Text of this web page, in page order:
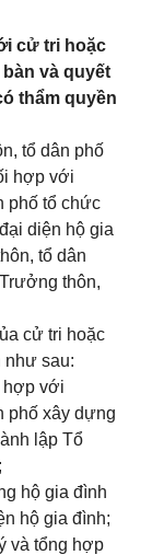
cử tri hoặc
và quyết
thẩm quyền
tổ dân phố
hợp với
phố tổ chức
diện hộ gia
tổ dân
thôn,
cử tri hoặc
như sau:
hợp với
phố xây dựng
lập Tổ
hộ gia đình
hộ gia đình;
và tổng hợp